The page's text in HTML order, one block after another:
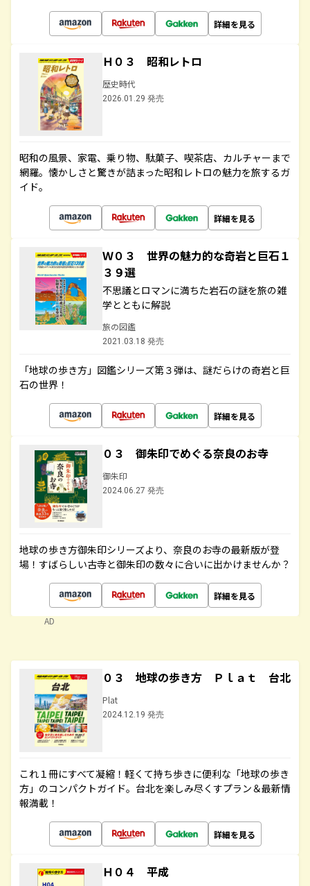
詳細を見る
Ｈ０３ 昭和レトロ
歴史時代
2026.01.29 発売
昭和の風景、家電、乗り物、駄菓子、喫茶店、カルチャーまで
網羅。懐かしさと驚きが詰まった昭和レトロの魅力を旅するガ
イド。
詳細を見る
Ｗ０３ 世界の魅力的な奇岩と巨石１
３９選
不思議とロマンに満ちた岩石の謎を旅の雑
学とともに解説
旅の図鑑
2021.03.18 発売
「地球の歩き方」図鑑シリーズ第３弾は、謎だらけの奇岩と巨
石の世界！
詳細を見る
０３ 御朱印でめぐる奈良のお寺
御朱印
2024.06.27 発売
地球の歩き方御朱印シリーズより、奈良のお寺の最新版が登
場！すばらしい古寺と御朱印の数々に合いに出かけませんか？
詳細を見る
AD
０３ 地球の歩き方 Ｐｌａｔ 台北
Plat
2024.12.19 発売
これ１冊にすべて凝縮！軽くて持ち歩きに便利な「地球の歩き
方」のコンパクトガイド。台北を楽しみ尽くすプラン＆最新情
報満載！
詳細を見る
Ｈ０４ 平成